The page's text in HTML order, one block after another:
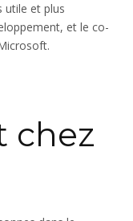
utile et plus
et le co-
chez